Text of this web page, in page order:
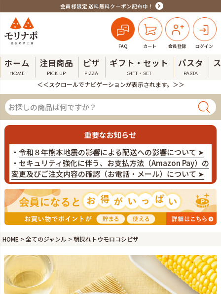
会員様限定 送料無料クーポン配布中！
FAQ カート 会員登録 ログイン
ホーム
HOME
注目商品
PICK UP
ピザ
PIZZA
ギフト・セット
GIFT・SET
パスタ
PASTA
＜＜スクロールでナビゲーションが表示されます。＞＞
重要なお知らせ
・ 令和８年熊本地震の影響による配送への影響について ➤
・ セキュリティ強化に伴う、お支払方法（Amazon Pay）の
変更及びご注文内容の確認（お電話・メール）について ➤
HOME 全てのジャンル 朝採れトウモロコシピザ